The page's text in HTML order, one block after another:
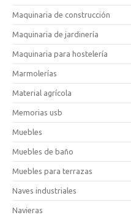
Maquinaria de construcción
Maquinaria de jardinería
Maquinaria para hostelería
Marmolerías
Material agrícola
Memorias usb
Muebles
Muebles de baño
Muebles para terrazas
Naves industriales
Navieras